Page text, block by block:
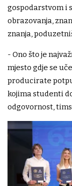
gospodarstvom i
obrazovanja,
znanja,
- Ono što je
mjesto gdje se
producirate
kojima studenti
odgovornost,